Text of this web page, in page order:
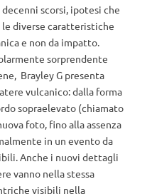
scorsi, ipotesi che
diverse caratteristiche
e non da impatto.
sorprendente
Brayley G presenta
vulcanico: dalla forma
sopraelevato (chiamato
foto, fino alla assenza
in un evento da
Anche i nuovi dettagli
vanno nella stessa
visibili nella